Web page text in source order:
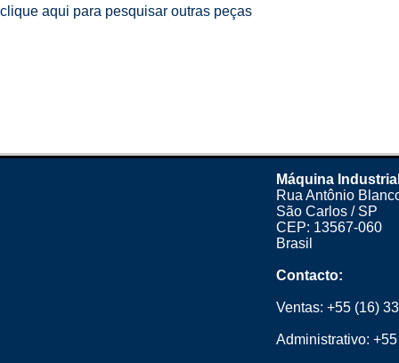
clique aqui para pesquisar outras peças
Máquina
Rua Antônio
São Carlos / SP
CEP: 13567-060
Brasil
Contacto:
Ventas: +55 (16)
Administrativo: